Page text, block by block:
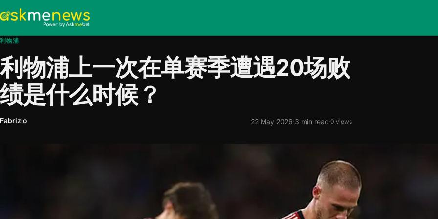
利物浦
利物浦上一次在单赛季遭遇20场败
绩是什么时候？
Fabrizio 22 May 2026·3 min read·0 views